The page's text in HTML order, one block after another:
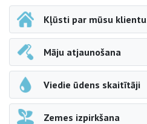
Kļūsti par mūsu klientu
Māju atjaunošana
Viedie ūdens skaitītāji
Zemes izpirkšana